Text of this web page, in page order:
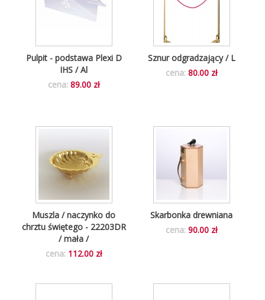
Sznur odgradzający / L
cena: 80.00 zł
Pulpit - podstawa Plexi D
IHS / Al
cena: 89.00 zł
Skarbonka drewniana
cena: 90.00 zł
Muszla / naczynko do
chrztu świętego - 22203DR
/ mała /
cena: 112.00 zł